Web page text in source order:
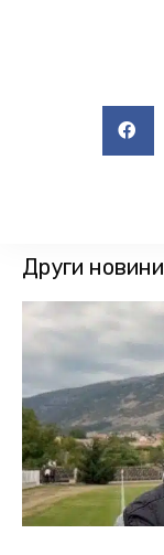
Други новини